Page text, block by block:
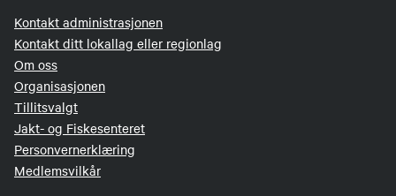
Kontakt administrasjonen
Kontakt ditt lokallag eller regionlag
Om oss
Organisasjonen
Tillitsvalgt
Jakt- og Fiskesenteret
Personvernerklæring
Medlemsvilkår